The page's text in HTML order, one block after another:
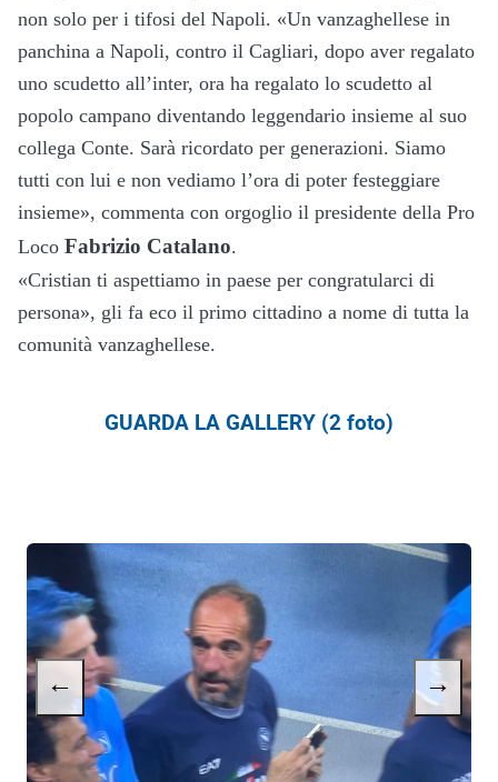
non solo per i tifosi del Napoli. «Un vanzaghellese in
panchina a Napoli, contro il Cagliari, dopo aver regalato
uno scudetto all’inter, ora ha regalato lo scudetto al
popolo campano diventando leggendario insieme al suo
collega Conte. Sarà ricordato per generazioni. Siamo
tutti con lui e non vediamo l’ora di poter festeggiare
insieme», commenta con orgoglio il presidente della Pro
Loco Fabrizio Catalano.
«Cristian ti aspettiamo in paese per congratularci di
persona», gli fa eco il primo cittadino a nome di tutta la
comunità vanzaghellese.
GUARDA LA GALLERY (2 foto)
← →